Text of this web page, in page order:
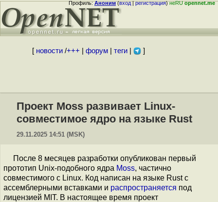
Профиль:Аноним(вход|регистрация)неRUopennet.me
[ новости/+++ форум| теги| ]
Проект Moss развивает Linux-
совместимое ядро на языке Rust
29.11.2025 14:51 (MSK)
После 8 месяцев разработки опубликован первый
прототип Unix-подобного ядра Moss, частично
совместимого с Linux. Код написан на языке Rust с
ассемблерными вставками и распространяется под
лицензией MIT. В настоящее время проект